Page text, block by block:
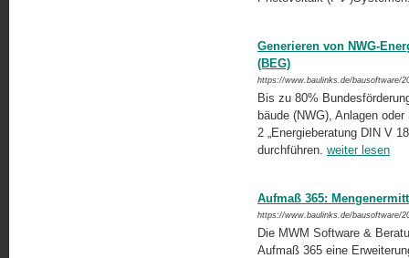
Generieren von NWG-
(BEG)
https://www.baulinks.de/bausoftware/
Bis zu 80%
bäude (NWG), Anlagen
2 „Energieberatung DIN V
durchführen. weiter lesen
Aufmaß 365:
https://www.baulinks.de/bausoftware/
Die MWM Software &
Aufmaß 365 eine